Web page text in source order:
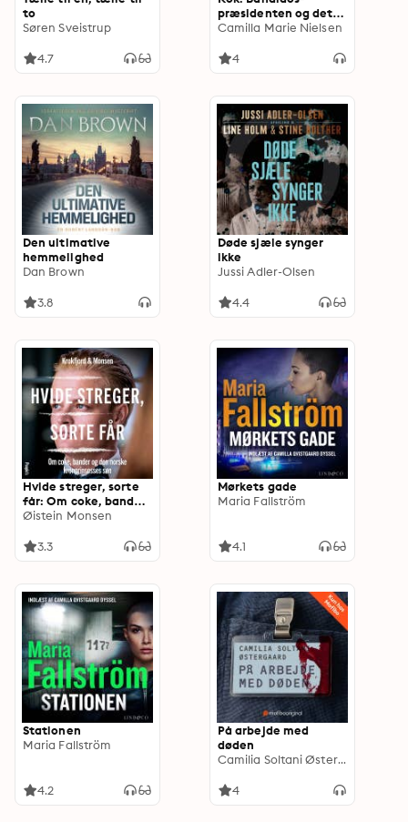
to
Søren Sveistrup
4.7
præsidenten og det
forbudte broderskab.
Camilla Marie Nielsen
4
Den ultimative
hemmelighed
Dan Brown
3.8
Døde sjæle synger
ikke
Jussi Adler-Olsen
4.4
Hvide streger, sorte
får: Om coke, bander
og den norske
Øistein Monsen
3.3
Mørkets gade
Maria Fallström
4.1
Stationen
Maria Fallström
4.2
På arbejde med
døden
Camilia Soltani Østergaard
4